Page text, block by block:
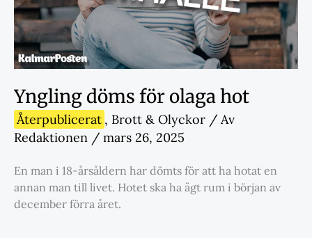
Yngling döms för olaga hot
Återpublicerat , Brott & Olyckor / Av
Redaktionen / mars 26, 2025
En man i 18-årsåldern har dömts för att ha hotat en
annan man till livet. Hotet ska ha ägt rum i början av
december förra året.